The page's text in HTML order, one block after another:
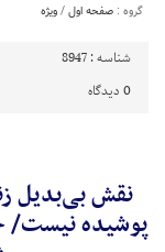
گروه : صفحه اول / ویژه
شناسه : 8947
0 دیدگاه
نقش بی‌بدیل
پوشیده نیست/